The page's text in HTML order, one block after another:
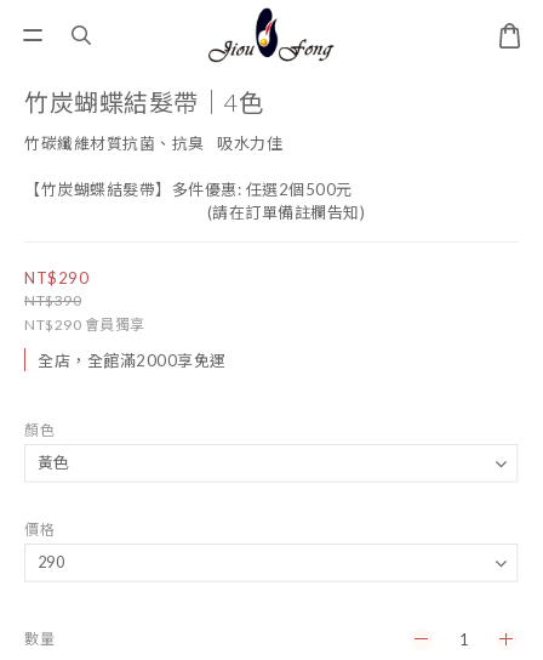
竹炭蝴蝶結髮帶｜4色
竹碳纖維材質抗菌、抗臭   吸水力佳
【竹炭蝴蝶結髮帶】多件優惠: 任選2個500元
                                           (請在訂單備註欄告知)
NT$290
NT$390
NT$290 會員獨享
全店，全館滿2000享免運
顏色
價格
數量